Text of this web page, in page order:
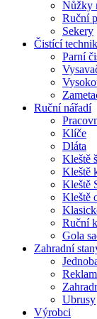
Nůžky
Ruční
Sekery
Čistící
Parní
Ruční nářadí
Klíče
Dláta
Kleště
Kleště
Kleště
Kleště
Ruční
Gola
Zahradní
Ubrusy
Výrobci